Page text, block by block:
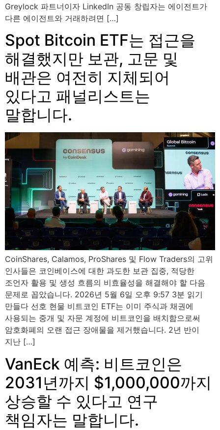
Greylock 파트너이자 LinkedIn 공동 창립자는 에이전트가
다른 에이전트와 거래하려면 […]
Spot Bitcoin ETF는 접근을
해결했지만 보관, 고문 및
배관은 여전히 ​​​​지체되어
있다고 패널리스트는
말합니다.
CoinShares, Calamos, ProShares 및 Flow Traders의 고위
인사들은 코인베이스에 대한 과도한 보관 집중, 적당한
조언자 활용 및 생성 흐름의 비효율성을 해결해야 할 다음
문제로 꼽았습니다. 2026년 5월 6일 오후 9:57 3분 읽기
만들다 선호 현물 비트코인 ​​ETF는 이미 주식과 채권에
사용되는 중개 및 자문 계정에 비트코인을 배치함으로써
암호화폐의 오랜 접근 장애물을 제거했습니다. 2년 반이
지난 […]
VanEck 예측: 비트코인은
2031년까지 $1,000,000까지
상승할 수 있다고 연구
책임자는 말합니다.